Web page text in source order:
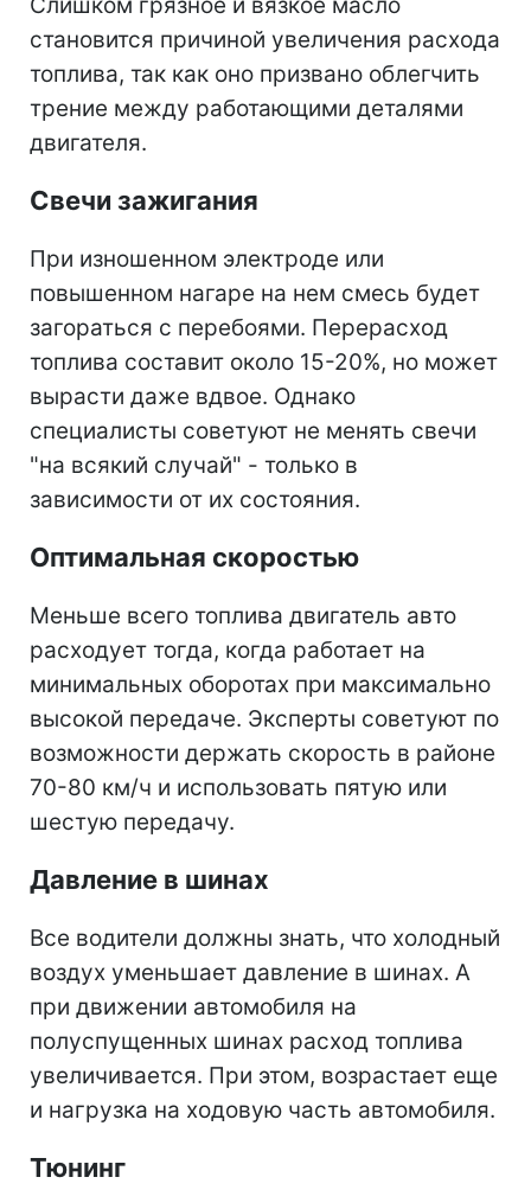
становится причиной увеличения расхода
топлива, так как оно призвано облегчить
трение между работающими деталями
двигателя.
Свечи зажигания
При изношенном электроде или
повышенном нагаре на нем смесь будет
загораться с перебоями. Перерасход
топлива составит около 15-20%, но может
вырасти даже вдвое. Однако
специалисты советуют не менять свечи
"на всякий случай" - только в
зависимости от их состояния.
Оптимальная скоростью
Меньше всего топлива двигатель авто
расходует тогда, когда работает на
минимальных оборотах при максимально
высокой передаче. Эксперты советуют по
возможности держать скорость в районе
70-80 км/ч и использовать пятую или
шестую передачу.
Давление в шинах
Все водители должны знать, что холодный
воздух уменьшает давление в шинах. А
при движении автомобиля на
полуспущенных шинах расход топлива
увеличивается. При этом, возрастает еще
и нагрузка на ходовую часть автомобиля.
Тюнинг